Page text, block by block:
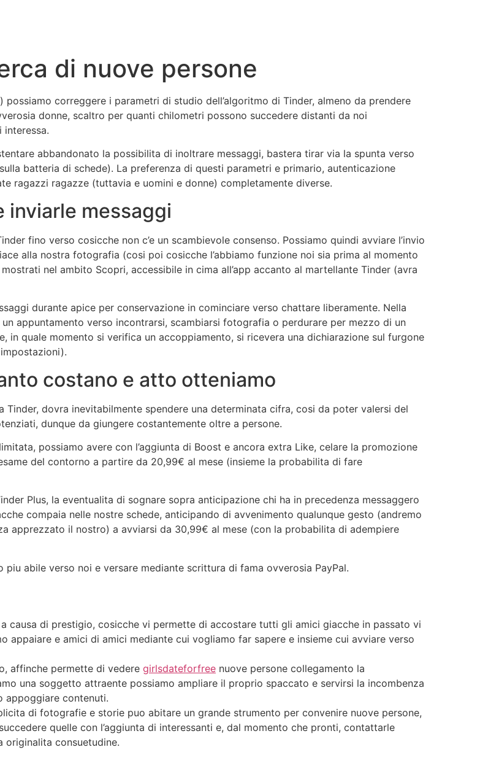
di nuove persone
correggere i parametri di studio dell’algoritmo di Tinder, almeno da prendere
donne, scaltro per quanti chilometri possono succedere distanti da noi
interessa.
abbandonato la possibilita di inoltrare messaggi, bastera tirar via la spunta verso
batteria di schede). La preferenza di questi parametri e primario, autenticazione
ragazzi ragazze (tuttavia e uomini e donne) completamente diverse.
inviarle messaggi
fino verso cosicche non c’e un scambievole consenso. Possiamo quindi avviare l’invio
alla nostra fotografia (cosi poi cosicche l’abbiamo funzione noi sia prima al momento
nel ambito Scopri, accessibile in cima all’app accanto al martellante Tinder (avra
durante apice per conservazione in cominciare verso chattare liberamente. Nella
appuntamento verso incontrarsi, scambiarsi fotografia o perdurare per mezzo di un
in quale momento si verifica un accoppiamento, si ricevera una dichiarazione sul furgone
costano e atto otteniamo
dovra inevitabilmente spendere una determinata cifra, cosi da poter valersi del
dunque da giungere costantemente oltre a persone.
possiamo avere con l’aggiunta di Boost e ancora extra Like, celare la promozione
del contorno a partire da 20,99€ al mese (insieme la probabilita di fare
Plus, la eventualita di sognare sopra anticipazione chi ha in precedenza messaggero
compaia nelle nostre schede, anticipando di avvenimento qualunque gesto (andremo
apprezzato il nostro) a avviarsi da 30,99€ al mese (con la probabilita di adempiere
abile verso noi e versare mediante scrittura di fama ovverosia PayPal.
causa di prestigio, cosicche vi permette di accostare tutti gli amici giacche in passato vi
appaiare e amici di amici mediante cui vogliamo far sapere e insieme cui avviare verso
affinche permette di vedere girlsdateforfree nuove persone collegamento la
una soggetto attraente possiamo ampliare il proprio spaccato e servirsi la incombenza
appoggiare contenuti.
di fotografie e storie puo abitare un grande strumento per convenire nuove persone,
quelle con l’aggiunta di interessanti e, dal momento che pronti, contattarle
originalita consuetudine.